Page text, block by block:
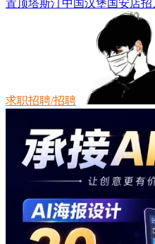
置顶塔斯汀中国汉堡国安店
求职招聘/招聘